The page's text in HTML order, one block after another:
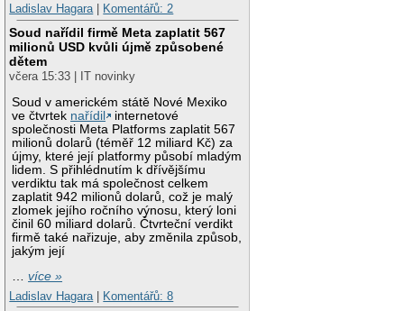
Ladislav Hagara| Komentářů: 2
Soud nařídil firmě Meta zaplatit 567
milionů USD kvůli újmě způsobené
dětem
včera 15:33 | IT novinky
Soud v americkém státě Nové Mexiko
ve čtvrtek nařídil
internetové
společnosti Meta Platforms zaplatit 567
milionů dolarů (téměř 12 miliard Kč) za
újmy, které její platformy působí mladým
lidem. S přihlédnutím k dřívějšímu
verdiktu tak má společnost celkem
zaplatit 942 milionů dolarů, což je malý
zlomek jejího ročního výnosu, který loni
činil 60 miliard dolarů. Čtvrteční verdikt
firmě také nařizuje, aby změnila způsob,
jakým její
…více »
Ladislav Hagara
Komentářů: 8